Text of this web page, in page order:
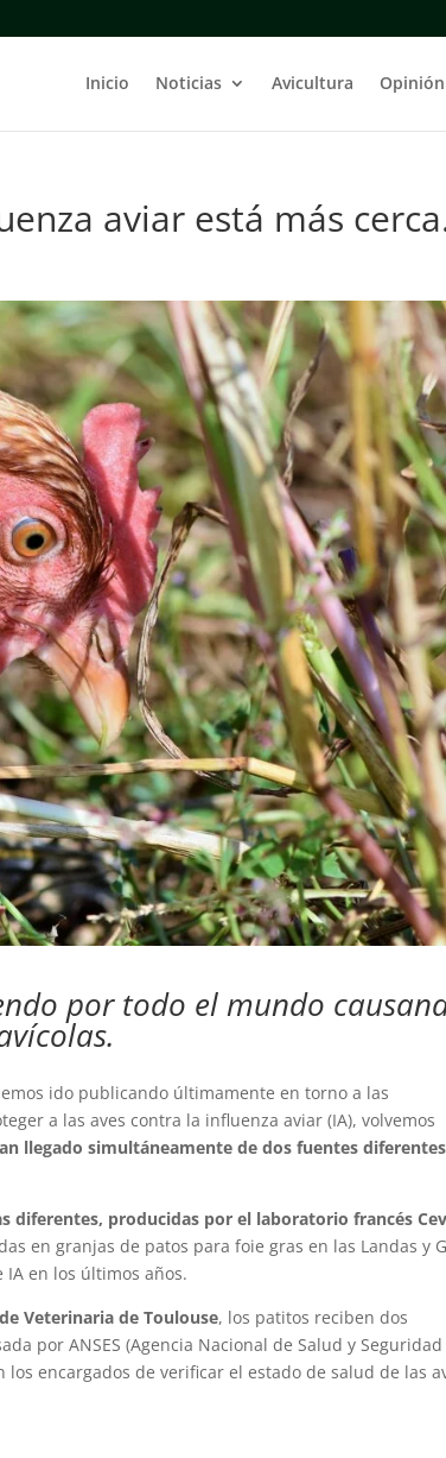
Inicio Noticias Avicultura Opinión
aviar está más
por todo el mundo
ido publicando últimamente en torno a las
a las aves contra la influenza aviar (IA), volvemos
llegado simultáneamente de dos fuentes diferentes
diferentes, producidas por el laboratorio francés
en granjas de patos para foie gras en las Landas y
en los últimos años.
Veterinaria de Toulouse, los patitos reciben dos
por ANSES (Agencia Nacional de Salud y Seguridad
encargados de verificar el estado de salud de las